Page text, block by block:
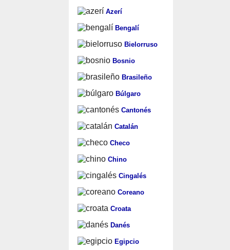
Azerí
Bengalí
Bielorruso
Bosnio
Brasileño
Búlgaro
Cantonés
Catalán
Checo
Chino
Cingalés
Coreano
Croata
Danés
Egipcio